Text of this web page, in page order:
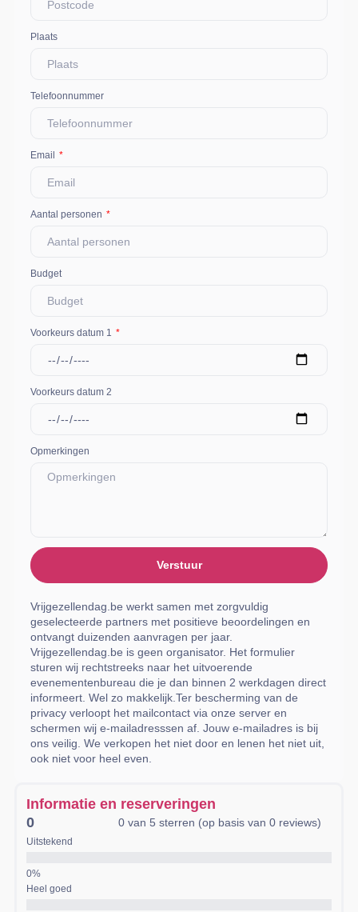
Plaats
Telefoonnummer
Email
Aantal personen
Budget
Voorkeurs datum 1
Voorkeurs datum 2
Opmerkingen
Verstuur
Vrijgezellendag.be werkt samen met zorgvuldig
geselecteerde partners met positieve beoordelingen en
ontvangt duizenden aanvragen per jaar.
Vrijgezellendag.be is geen organisator. Het formulier
sturen wij rechtstreeks naar het uitvoerende
evenementenbureau die je dan binnen 2 werkdagen direct
informeert. Wel zo makkelijk.Ter bescherming van de
privacy verloopt het mailcontact via onze server en
schermen wij e-mailadresssen af. Jouw e-mailadres is bij
ons veilig. We verkopen het niet door en lenen het niet uit,
ook niet voor heel even.
Informatie en reserveringen
0
0 van 5 sterren (op basis van 0 reviews)
Uitstekend
Heel goed